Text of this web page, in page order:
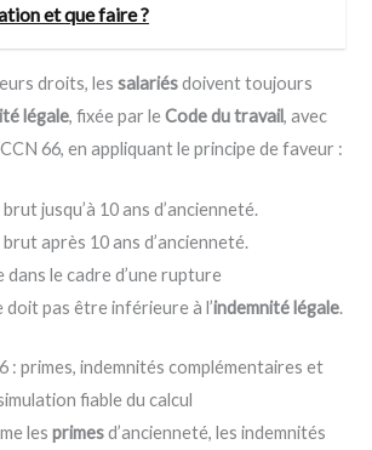
et que faire ?
droits, lessalariésdoivent toujours
légale, fixée par leCode du travail, avec
66, en appliquant le principe de faveur :
jusqu’à 10 ans d’ancienneté.
après 10 ans d’ancienneté.
dans le cadre d’une rupture
doit pas être inférieure à l’indemnité légale.
: primes, indemnités complémentaires et
fiable du calcul
lesprimesd’ancienneté, les indemnités